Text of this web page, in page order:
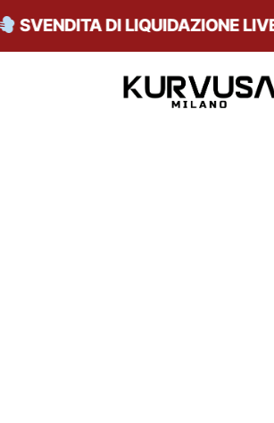
SVENDITA DI LIQUIDAZIONE LIVE!